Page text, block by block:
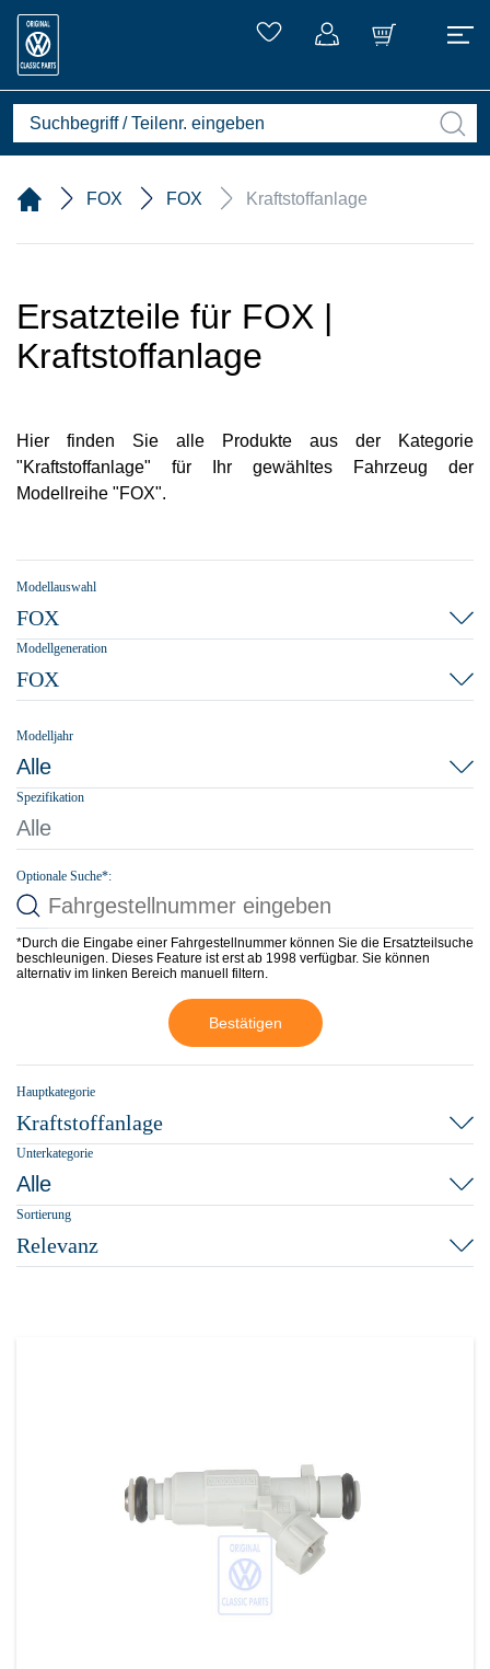
FOX FOX Kraftstoffanlage
Ersatzteile für FOX |
Kraftstoffanlage
Hier finden Sie alle Produkte aus der Kategorie
"Kraftstoffanlage" für Ihr gewähltes Fahrzeug der
Modellreihe "FOX".
Modellauswahl
FOX
Modellgeneration
FOX
Modelljahr
Alle
Spezifikation
Alle
Optionale Suche*:
*Durch die Eingabe einer Fahrgestellnummer können Sie die Ersatzteilsuche
beschleunigen. Dieses Feature ist erst ab 1998 verfügbar. Sie können
alternativ im linken Bereich manuell filtern.
Bestätigen
Hauptkategorie
Kraftstoffanlage
Unterkategorie
Alle
Sortierung
Relevanz